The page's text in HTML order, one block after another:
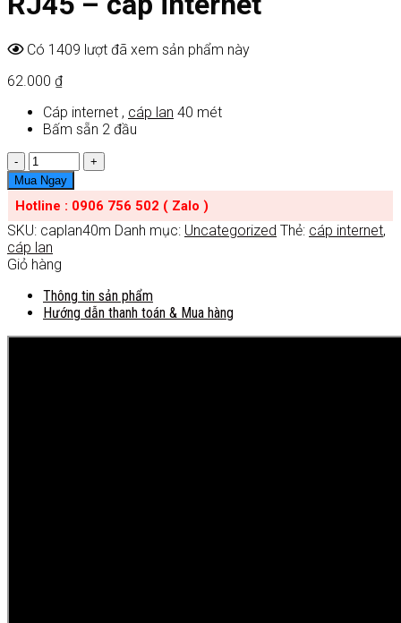
Có 1409 lượt đã xem sản phẩm này
62.000 ₫
Cáp internet , cáp lan 40 mét
Bấm sẵn 2 đầu
Số
lượng
Mua Ngay
Hotline : 0906 756 502 ( Zalo )
SKU: caplan40m Danh mục: Uncategorized Thẻ: cáp internet,
cáp lan
Giỏ hàng
Thông tin sản phẩm
Hướng dẫn thanh toán & Mua hàng